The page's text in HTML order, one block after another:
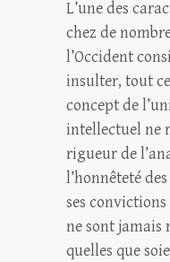
L’une des
chez de
l’Occident
insulter, tout
concept de
intellectuel ne
rigueur de
l’honnêteté
ses
ne sont jamais
quelles que